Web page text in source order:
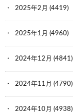
2025年2月 (4419)
2025年1月 (4960)
2024年12月 (4841)
2024年11月 (4790)
2024年10月 (4938)